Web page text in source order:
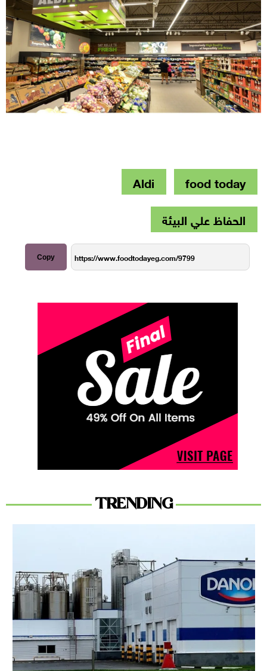
food today
Aldi
الحفاظ علي البيئة
Copy
TRENDING